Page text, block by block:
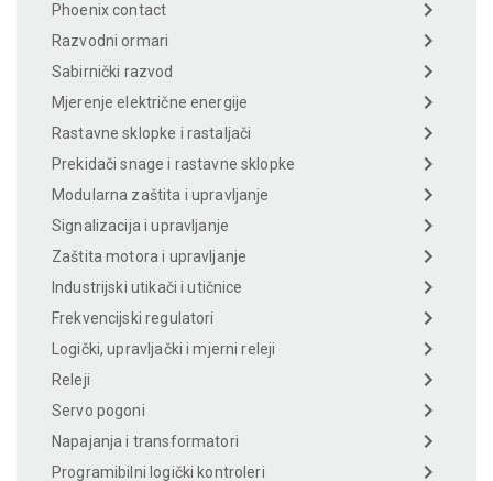
Phoenix contact
Razvodni ormari
Sabirnički razvod
Mjerenje električne energije
Rastavne sklopke i rastaljači
Prekidači snage i rastavne sklopke
Modularna zaštita i upravljanje
Signalizacija i upravljanje
Zaštita motora i upravljanje
Industrijski utikači i utičnice
Frekvencijski regulatori
Logički, upravljački i mjerni releji
Releji
Servo pogoni
Napajanja i transformatori
Programibilni logički kontroleri